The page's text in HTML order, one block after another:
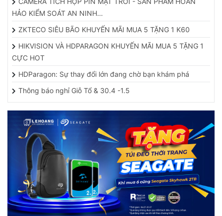
HẢO KIỂM SOÁT AN NINH…
ZKTECO SIÊU BÃO KHUYẾN MÃI MUA 5 TẶNG 1 K60
HIKVISION VÀ HDPARAGON KHUYẾN MÃI MUA 5 TẶNG 1
CỰC HOT
HDParagon: Sự thay đổi lớn đang chờ bạn khám phá
Thông báo nghỉ Giỗ Tổ & 30.4 -1.5